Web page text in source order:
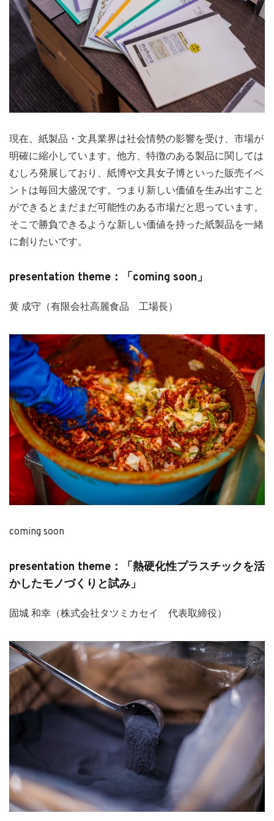
現在、紙製品・文具業界は社会情勢の影響を受け、市場が
明確に縮小しています。他方、特徴のある製品に関しては
むしろ発展しており、紙博や文具女子博といった販売イベ
ントは毎回大盛況です。つまり新しい価値を生み出すこと
ができるとまだまだ可能性のある市場だと思っています。
そこで勝負できるような新しい価値を持った紙製品を一緒
に創りたいです。
presentation theme：「coming soon」
黄 成守（有限会社高麗食品 工場長）
coming soon
presentation theme：「熱硬化性プラスチックを活
かしたモノづくりと試み」
固城 和幸（株式会社タツミカセイ 代表取締役）